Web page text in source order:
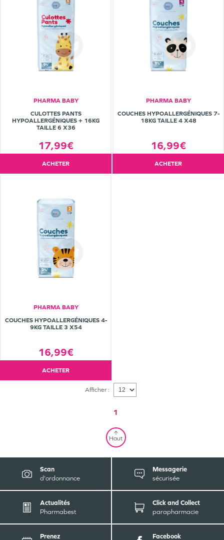
PHARMA BABY
CULOTTES PANTS
HYPOALLERGÉNIQUES + 16KG
TAILLE 6 X36
17,99€
ACHETER
PHARMA BABY
COUCHES HYPOALLERGÉNIQUES 7-
18KG TAILLE 4 X48
16,99€
ACHETER
PHARMA BABY
COUCHES HYPOALLERGÉNIQUES 4-
9KG TAILLE 3 X54
16,99€
ACHETER
Afficher :
1
Haut
Scan
d'ordonnance
Messagerie
sécurisée
Actualités
Pharmabest
Click and Collect
parapharmacie
Prenez
Facebook